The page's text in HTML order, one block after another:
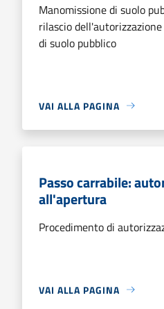
Manomissione di suolo
rilascio
di suolo pubblico
VAI ALLA PAGINA
Passo carrabile:
all'apertura
Procedimento di
VAI ALLA PAGINA